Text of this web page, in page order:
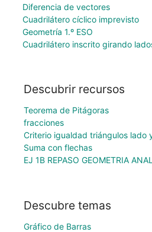
Diferencia de vectores
Cuadrilátero cíclico imprevisto
Geometría 1.º ESO
Cuadrilátero inscrito girando
Descubrir recursos
Teorema de Pitágoras
fracciones
Criterio igualdad triángulos lado
Suma con flechas
EJ 1B REPASO GEOMETRIA
Descubre temas
Gráfico de Barras